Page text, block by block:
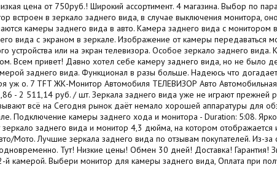
цена от 750руб.! Широкий ассортимент. 4 магазина. Выбор по
встроен в зеркало заднего вида, в случае выключения монитора,
камеры заднего вида в авто. Камера заднего вида с
вида с экраном в зеркале. Изображение от камеры передаваться
устройства или на экран телевизора. Особое зеркало заднего
Всем привет! Давно хотел себе камеру заднего вида, но не было
заднего вида. Функционал в разы больше. Надеюсь что
уж о. 7 TFT ЖК-Монитор Автомобиля ТЕЛЕВИЗОР Авто
- 2 511,14 руб. / шт. Зеркала заднего вида уже не играют прежней
всё на Сегодня рынок даёт немало хорошей аппаратуры для
Подключение камеры заднего хода и монитора - Duration: 5:08.
заднего вида и монитор 4,3 дюйма, на котором
Мото. Лучшие зеркала заднего вида по отзывам покупателей. Из-за
Тут! Низкие цены! Обмен 30 дней! Доставка! Гарантия!
й камерой. Выбери монитор для камеры заднего вида, Оплата при